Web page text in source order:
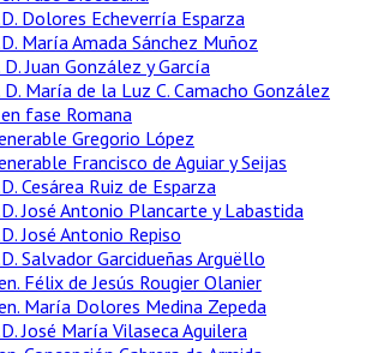
Dolores Echeverría Esparza
María Amada Sánchez Muñoz
D. Juan González y García
D. María de la Luz C. Camacho González
fase Romana
Gregorio López
Francisco de Aguiar y Seijas
Cesárea Ruiz de Esparza
José Antonio Plancarte y Labastida
José Antonio Repiso
Salvador Garcidueñas Arguëllo
Félix de Jesús Rougier Olanier
María Dolores Medina Zepeda
José María Vilaseca Aguilera